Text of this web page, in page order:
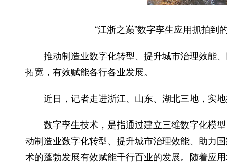
“江浙之巅”数字孪生应用抓拍到
推动制造业数字化转型、提升城市治理效能
拓宽，有效赋能各行各业发展。
近日，记者走进浙江、山东、湖北三地，实地
数字孪生技术，是指通过建立三维数字化模型
动制造业数字化转型、提升城市治理效能、助
术的蓬勃发展有效赋能千行百业的发展。随着应